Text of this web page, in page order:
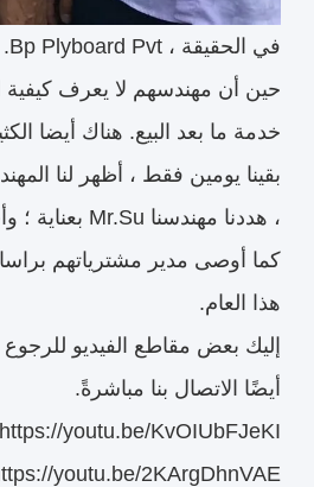
في الحقيقة ، Bp Plyboard Pvt.
حين أن مهندسهم لا يعرف كيفية
خدمة ما بعد البيع. هناك أيضا
بقينا يومين فقط ، أظهر لنا
، هددنا مهندسنا Mr.Su بعناية ؛
كما أوصى مدير مشترياتهم
هذا العام.
إليك بعض مقاطع الفيديو للرجوع
أيضًا الاتصال بنا مباشرةً.
https://youtu.be/KvOIUbFJeKI
youtu.be/2KArgDhnVAE